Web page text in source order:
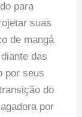
para
suas
de mangá
das
por seus
do
por